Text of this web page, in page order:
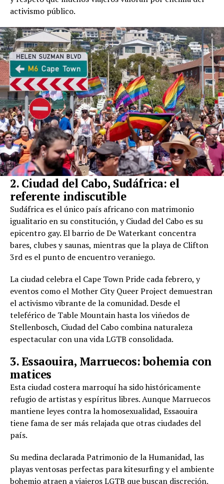
activismo público.
2. Ciudad del Cabo, Sudáfrica: el
referente indiscutible
Sudáfrica es el único país africano con matrimonio
igualitario en su constitución, y Ciudad del Cabo es su
epicentro gay. El barrio de De Waterkant concentra
bares, clubes y saunas, mientras que la playa de Clifton
3rd es el punto de encuentro veraniego.
La ciudad celebra el Cape Town Pride cada febrero, y
eventos como el Mother City Queer Project demuestran
el activismo vibrante de la comunidad. Desde el
teleférico de Table Mountain hasta los viñedos de
Stellenbosch, Ciudad del Cabo combina naturaleza
espectacular con una vida LGTB consolidada.
3. Essaouira, Marruecos: bohemia con
matices
Esta ciudad costera marroquí ha sido históricamente
refugio de artistas y espíritus libres. Aunque Marruecos
mantiene leyes contra la homosexualidad, Essaouira
tiene fama de ser más relajada que otras ciudades del
país.
Su medina declarada Patrimonio de la Humanidad, las
playas ventosas perfectas para kitesurfing y el ambiente
bohemio atraen a viajeros LGTB que buscan discreción.